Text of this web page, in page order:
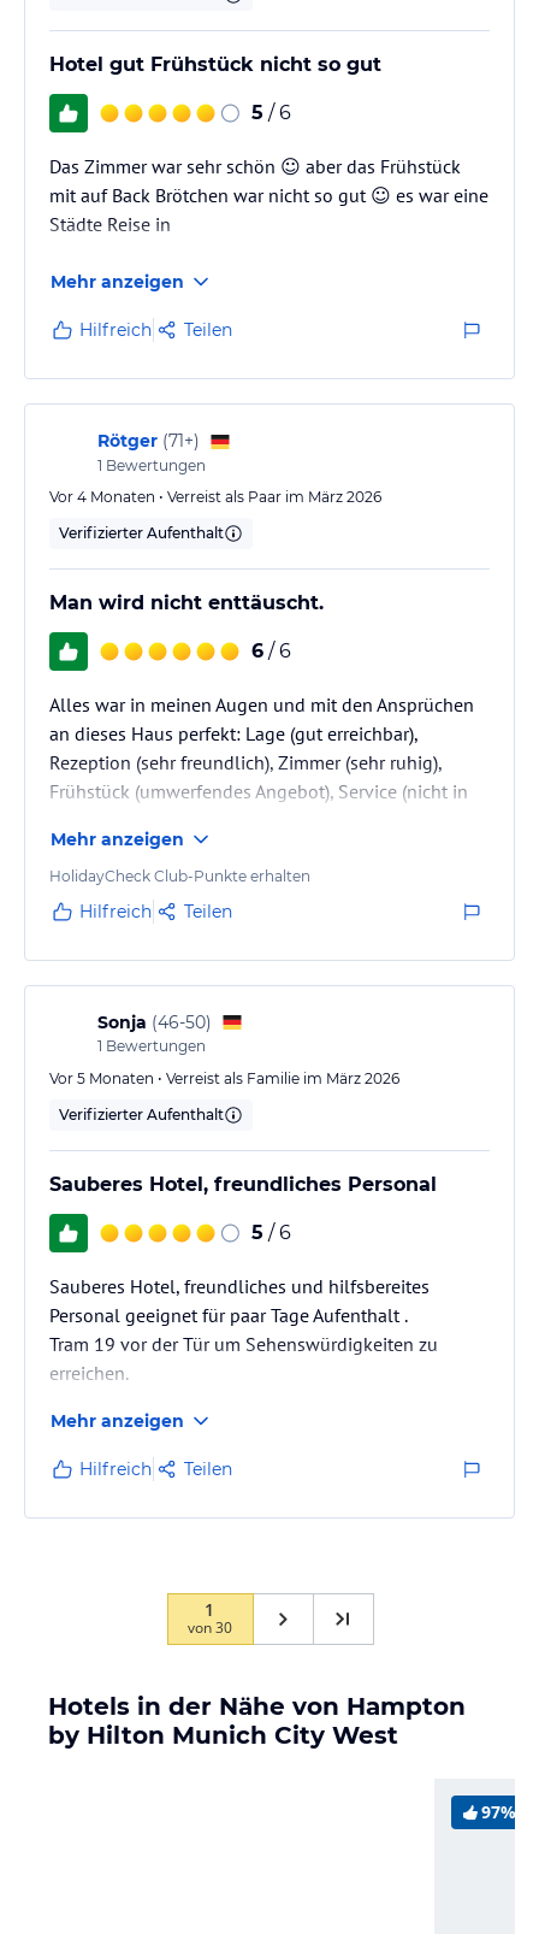
Hotel gut Frühstück nicht so gut
5 / 6
Das Zimmer war sehr schön ☺️ aber das Frühstück
mit auf Back Brötchen war nicht so gut ☺️ es war eine
Städte Reise in
Mehr anzeigen
Hilfreich Teilen
Rötger (71+)
1 Bewertungen
Vor 4 Monaten • Verreist als Paar im März 2026
Verifizierter Aufenthalt
Man wird nicht enttäuscht.
6 / 6
Alles war in meinen Augen und mit den Ansprüchen
an dieses Haus perfekt: Lage (gut erreichbar),
Rezeption (sehr freundlich), Zimmer (sehr ruhig),
Frühstück (umwerfendes Angebot), Service (nicht in
Mehr anzeigen
HolidayCheck Club-Punkte erhalten
Hilfreich Teilen
Sonja (46-50)
1 Bewertungen
Vor 5 Monaten • Verreist als Familie im März 2026
Verifizierter Aufenthalt
Sauberes Hotel, freundliches Personal
5 / 6
Sauberes Hotel, freundliches und hilfsbereites
Personal geeignet für paar Tage Aufenthalt .
Tram 19 vor der Tür um Sehenswürdigkeiten zu
erreichen.
Mehr anzeigen
Hilfreich Teilen
1
von30
Hotels in der Nähe von Hampton
by Hilton Munich City West
97%